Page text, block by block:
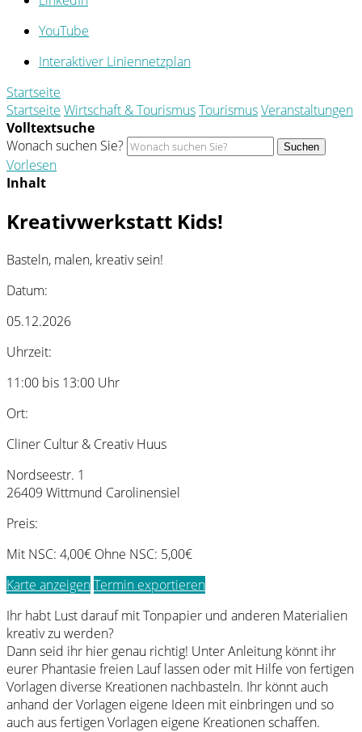
YouTube
Interaktiver Liniennetzplan
Startseite
Startseite Wirtschaft & TourismusTourismusVeranstaltungen
Volltextsuche
Wonach suchen Sie?
Suchen
Vorlesen
Inhalt
Kreativwerkstatt Kids!
Basteln, malen, kreativ sein!
Datum:
05.12.2026
Uhrzeit:
11:00 bis 13:00 Uhr
Ort:
Cliner Cultur & Creativ Huus
Nordseestr. 1
26409 Wittmund Carolinensiel
Preis:
Mit NSC: 4,00€ Ohne NSC: 5,00€
Karte anzeigenTermin exportieren
Ihr habt Lust darauf mit Tonpapier und anderen Materialien
kreativ zu werden?
Dann seid ihr hier genau richtig! Unter Anleitung könnt ihr
eurer Phantasie freien Lauf lassen oder mit Hilfe von fertigen
Vorlagen diverse Kreationen nachbasteln. Ihr könnt auch
anhand der Vorlagen eigene Ideen mit einbringen und so
auch aus fertigen Vorlagen eigene Kreationen schaffen.